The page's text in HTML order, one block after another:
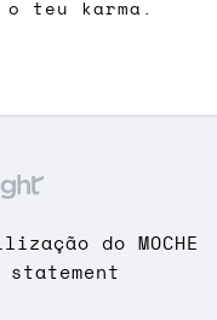
teu karma.
do MOCHE